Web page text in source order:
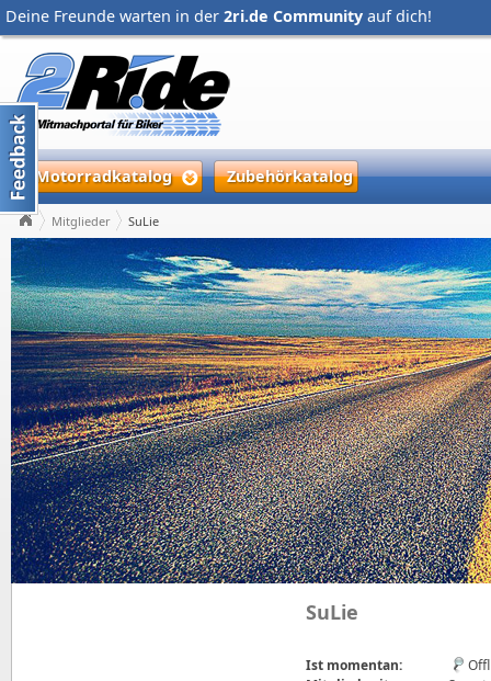
Deine Freunde warten in der 2ri.de Community auf dich!
Motorradkatalog Zubehörkatalog
Mitglieder SuLie
SuLie
Ist momentan: